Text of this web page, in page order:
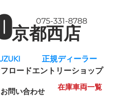
京都西店
075-331-8788
正規ディーラー
ロードエントリーショップ
お問い合わせ 在庫車両一覧